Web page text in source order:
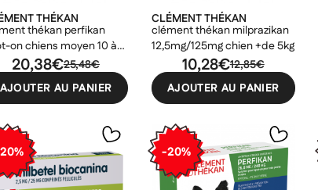
THÉKAN
thékan perfikan
on chiens moyen 10 à
25,48€
20,38€
AJOUTER AU PANIER
CLÉMENT THÉKAN
clément thékan milprazikan
12,5mg/125mg chien +de 5kg
12,85€
10,28€
AJOUTER AU PANIER
-20%